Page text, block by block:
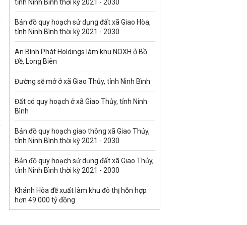
tỉnh Ninh Bình thời kỳ 2021 - 2030
Bản đồ quy hoạch sử dụng đất xã Giao Hòa,
tỉnh Ninh Bình thời kỳ 2021 - 2030
An Bình Phát Holdings làm khu NOXH ở Bồ
Đề, Long Biên
Đường sẽ mở ở xã Giao Thủy, tỉnh Ninh Bình
Đất có quy hoạch ở xã Giao Thủy, tỉnh Ninh
Bình
Bản đồ quy hoạch giao thông xã Giao Thủy,
tỉnh Ninh Bình thời kỳ 2021 - 2030
Bản đồ quy hoạch sử dụng đất xã Giao Thủy,
tỉnh Ninh Bình thời kỳ 2021 - 2030
Khánh Hòa đề xuất làm khu đô thị hỗn hợp
hơn 49.000 tỷ đồng